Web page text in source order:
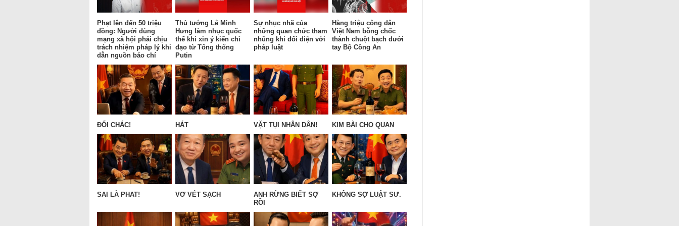
Phạt lên đến 50 triệu
đồng: Người dùng
mạng xã hội phải chịu
trách nhiệm pháp lý khi
dẫn nguồn báo chí
Thủ tướng Lê Minh
Hưng làm nhục quốc
thể khi xin ý kiến chỉ
đạo từ Tổng thống
Putin
Sự nhục nhã của
những quan chức tham
nhũng khi đối diện với
pháp luật
Hàng triệu công dân
Việt Nam bỗng chốc
thành chuột bạch dưới
tay Bộ Công An
ĐỔI CHÁC! HÁT VẶT TỤI NHÂN DÂN! KIM BÀI CHO QUAN
SAI LÀ PHAT! VƠ VÉT SẠCH
ANH RỪNG BIẾT SỢ
RỒI
KHÔNG SỢ LUẬT SƯ.